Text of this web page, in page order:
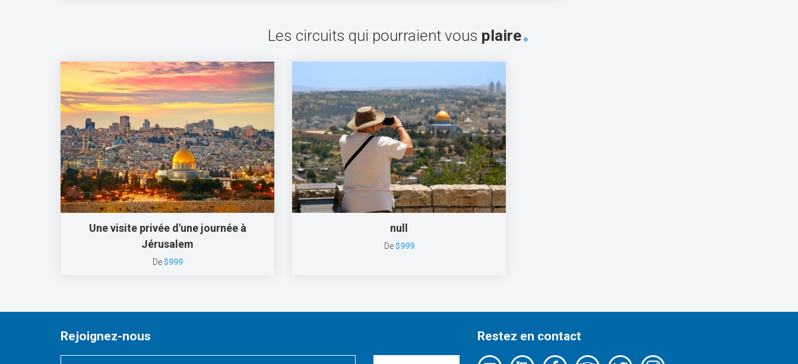
Les circuits qui pourraient vous plaire
Une visite privée d'une journée à
Jérusalem
De$999
null
De$999
Rejoignez-nous Restez en contact